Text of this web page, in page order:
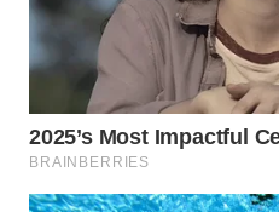
WN
BOROBUDUR
WN
MADURA
WN